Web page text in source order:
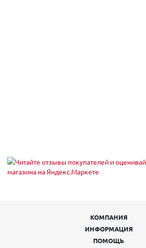
Пн,Вт,Ср,Чт,Пт,Сб,Вс (09:00 - 21:00)
Екатеринбург, проспект Академика Сахарова, 29
пн-пт 09:00-18:00; сб, вс выходной
Екатеринбург, Таганская ул., 60
пн-пт 08:00-19:00; сб 10:00-16:00; вс выходной
КОМПАНИЯ
ИНФОРМАЦИЯ
ПОМОЩЬ